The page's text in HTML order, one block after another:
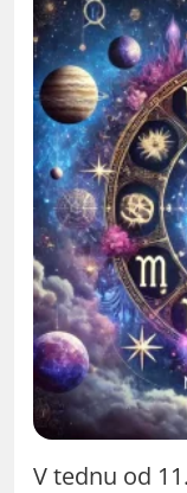
V tednu od